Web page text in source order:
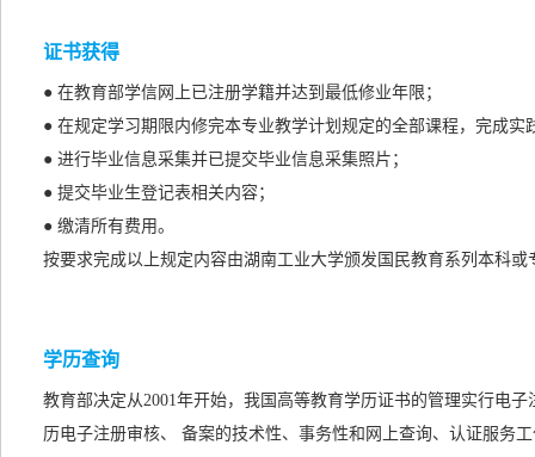
证书获得
● 在教育部学信网上已注册学籍并达到最低修业年限；
● 在规定学习期限内修完本专业教学计划规定的全部课程，完成
● 进行毕业信息采集并已提交毕业信息采集照片；
● 提交毕业生登记表相关内容；
● 缴清所有费用。
按要求完成以上规定内容由湖南工业大学颁发国民教育系列本科
学历查询
教育部决定从2001年开始，我国高等教育学历证书的管理实行电
历电子注册审核、 备案的技术性、事务性和网上查询、认证服务